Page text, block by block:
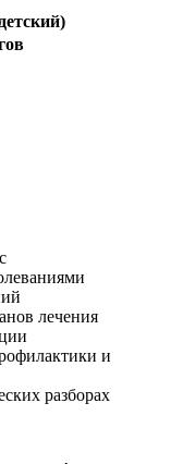
лечения
и
разборах